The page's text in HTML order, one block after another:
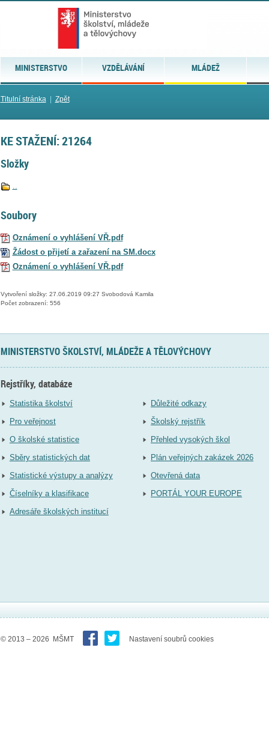
MINISTERSTVO VZDĚLÁVÁNÍ MLÁDEŽ
Titulní stránka| Zpět
KE STAŽENÍ: 21264
Složky
..
Soubory
Oznámení o vyhlášení VŘ.pdf
Žádost o přijetí a zařazení na SM.docx
Oznámení o vyhlášení VŘ.pdf
Vytvoření složky: 27.06.2019 09:27 Svobodová Kamila
Počet zobrazení: 556
MINISTERSTVO ŠKOLSTVÍ, MLÁDEŽE A TĚLOVÝCHOVY
Rejstříky, databáze
Statistika školství
Pro veřejnost
O školské statistice
Sběry statistických dat
Statistické výstupy a analýzy
Číselníky a klasifikace
Adresáře školských institucí
Důležité odkazy
Školský rejstřík
Přehled vysokých škol
Plán veřejných zakázek 2026
Otevřená data
PORTÁL YOUR EUROPE
© 2013 – 2026 MŠMT Nastavení soubrů cookies